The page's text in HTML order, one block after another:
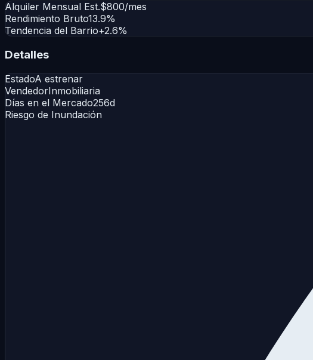
Alquiler Mensual Est.$800/mes
Rendimiento Bruto13.9%
Tendencia del Barrio+2.6%
Detalles
EstadoA estrenar
VendedorInmobiliaria
Días en el Mercado256d
Riesgo de Inundación